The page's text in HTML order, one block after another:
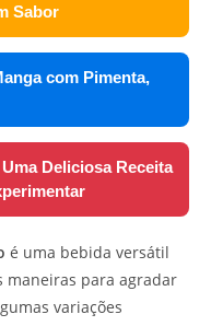
Sabor
com Pimenta,
Deliciosa Receita
é uma bebida versátil
maneiras para agradar
variações